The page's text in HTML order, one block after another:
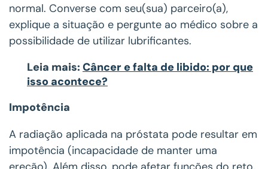
normal. Converse com seu(sua) parceiro(a),
explique a situação e pergunte ao médico sobre a
possibilidade de utilizar lubrificantes.
Leia mais: Câncer e falta de libido: por que
isso acontece?
Impotência
A radiação aplicada na próstata pode resultar em
impotência (incapacidade de manter uma